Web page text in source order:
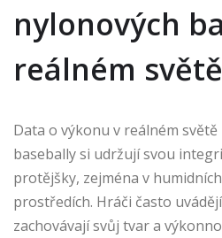
nylonových
reálném světě
Data o výkonu v reálném
basebally si udržují svou
protějšky, zejména v
prostředích. Hráči často
zachovávají svůj tvar a